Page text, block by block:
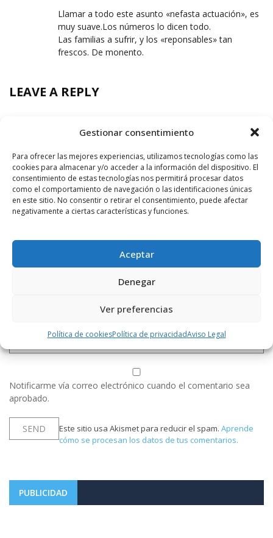
Gestionar consentimiento
Para ofrecer las mejores experiencias, utilizamos tecnologías como las
cookies para almacenar y/o acceder a la información del dispositivo. El
consentimiento de estas tecnologías nos permitirá procesar datos
como el comportamiento de navegación o las identificaciones únicas
en este sitio. No consentir o retirar el consentimiento, puede afectar
negativamente a ciertas características y funciones.
Aceptar
Denegar
Ver preferencias
Política de cookiesPolítica de privacidadAviso Legal
Llamar a todo este asunto «nefasta actuación», es
muy suave.Los números lo dicen todo.
Las familias a sufrir, y los «reponsables» tan
frescos. De monento.
LEAVE A REPLY
Notificarme vía correo electrónico cuando el comentario sea
aprobado.
Este sitio usa Akismet para reducir el spam. Aprende
cómo se procesan los datos de tus comentarios.
PUBLICIDAD